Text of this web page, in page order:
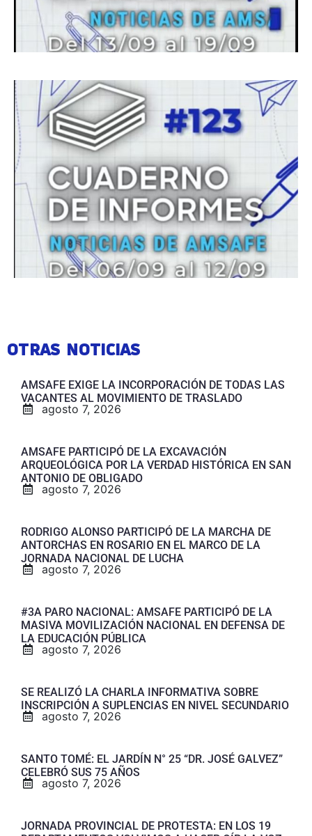
OTRAS NOTICIAS
AMSAFE EXIGE LA INCORPORACIÓN DE TODAS LAS
VACANTES AL MOVIMIENTO DE TRASLADO
agosto 7, 2026
AMSAFE PARTICIPÓ DE LA EXCAVACIÓN
ARQUEOLÓGICA POR LA VERDAD HISTÓRICA EN SAN
ANTONIO DE OBLIGADO
agosto 7, 2026
RODRIGO ALONSO PARTICIPÓ DE LA MARCHA DE
ANTORCHAS EN ROSARIO EN EL MARCO DE LA
JORNADA NACIONAL DE LUCHA
agosto 7, 2026
#3A PARO NACIONAL: AMSAFE PARTICIPÓ DE LA
MASIVA MOVILIZACIÓN NACIONAL EN DEFENSA DE
LA EDUCACIÓN PÚBLICA
agosto 7, 2026
SE REALIZÓ LA CHARLA INFORMATIVA SOBRE
INSCRIPCIÓN A SUPLENCIAS EN NIVEL SECUNDARIO
agosto 7, 2026
SANTO TOMÉ: EL JARDÍN N° 25 “DR. JOSÉ GALVEZ”
CELEBRÓ SUS 75 AÑOS
agosto 7, 2026
JORNADA PROVINCIAL DE PROTESTA: EN LOS 19